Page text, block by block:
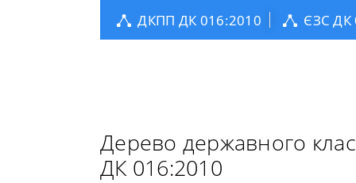
ДКПП ДК 016:2010 ЄЗС ДК
Дерево державного
ДК 016:2010